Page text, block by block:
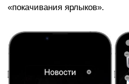
«покачивания ярлыков».